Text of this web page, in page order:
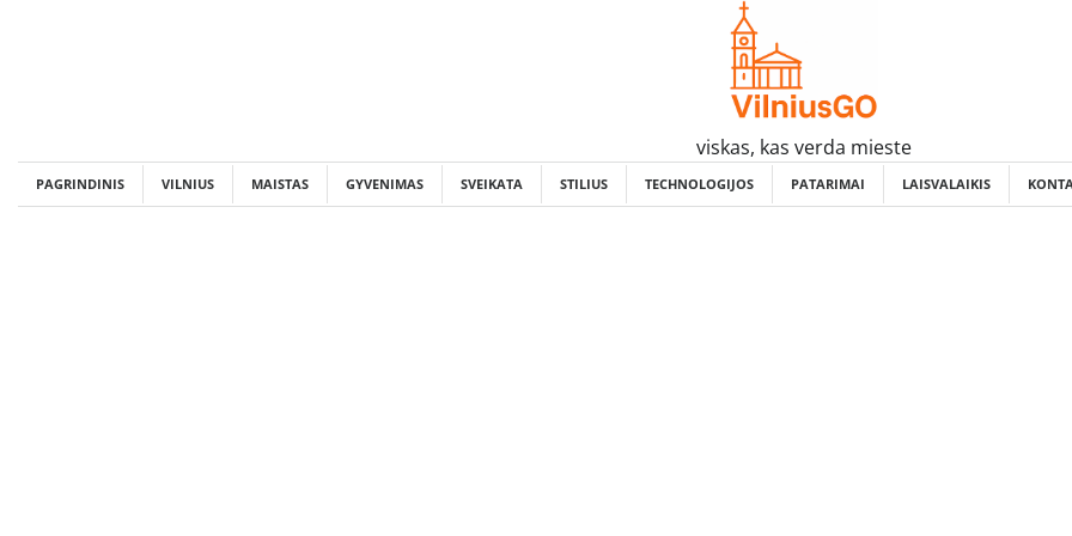
viskas, kas verda mieste
PAGRINDINIS VILNIUS MAISTAS GYVENIMAS SVEIKATA STILIUS TECHNOLOGIJOS PATARIMAI LAISVALAIKIS